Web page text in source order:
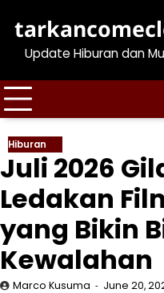
contentUpdate Hiburan dan
Hiburan
Juli 2026
Ledakan
yang Bikin
Kewalahan
Marco Kusuma June 20,